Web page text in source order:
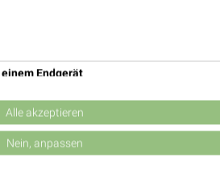
Endgerät
Alle akzeptieren
Nein, anpassen